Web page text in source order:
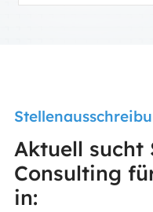
Aktuell sucht
Consulting
in: